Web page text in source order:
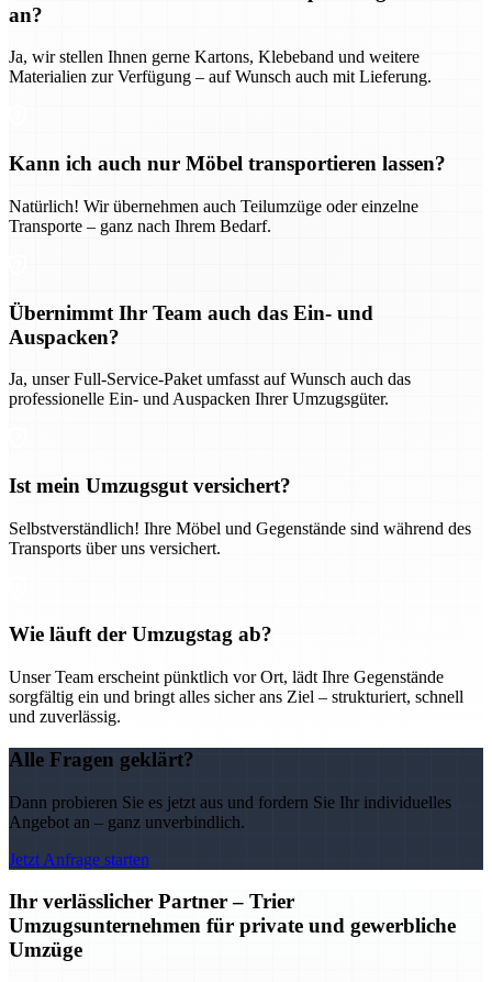
an?
Ja, wir stellen Ihnen gerne Kartons, Klebeband und weitere
Materialien zur Verfügung – auf Wunsch auch mit Lieferung.
Kann ich auch nur Möbel transportieren lassen?
Natürlich! Wir übernehmen auch Teilumzüge oder einzelne
Transporte – ganz nach Ihrem Bedarf.
Übernimmt Ihr Team auch das Ein- und
Auspacken?
Ja, unser Full-Service-Paket umfasst auf Wunsch auch das
professionelle Ein- und Auspacken Ihrer Umzugsgüter.
Ist mein Umzugsgut versichert?
Selbstverständlich! Ihre Möbel und Gegenstände sind während des
Transports über uns versichert.
Wie läuft der Umzugstag ab?
Unser Team erscheint pünktlich vor Ort, lädt Ihre Gegenstände
sorgfältig ein und bringt alles sicher ans Ziel – strukturiert, schnell
und zuverlässig.
Alle Fragen geklärt?
Dann probieren Sie es jetzt aus und fordern Sie Ihr individuelles
Angebot an – ganz unverbindlich.
Jetzt Anfrage starten
Ihr verlässlicher Partner – Trier
Umzugsunternehmen für private und gewerbliche
Umzüge